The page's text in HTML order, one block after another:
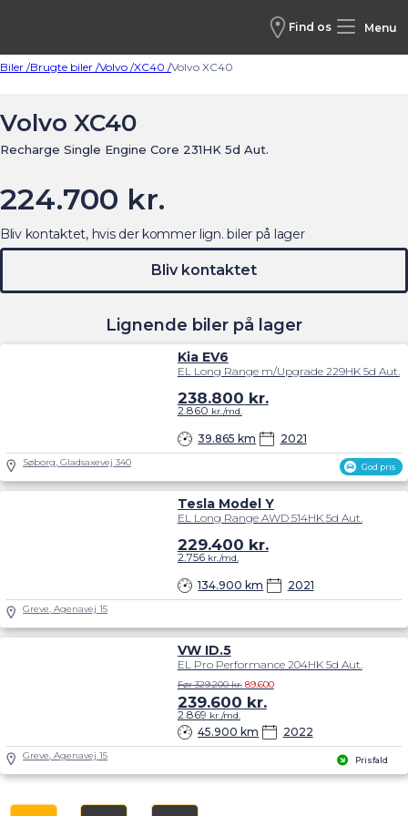
Find os Menu
Biler /Brugte biler /Volvo /XC40 /Volvo XC40
Volvo XC40
Recharge Single Engine Core 231HK 5d Aut.
224.700 kr.
Lignende biler på lager
God pris
Kia EV6
EL Long Range m/Upgrade 229HK 5d Aut.
39.865 km 2021
238.800 kr.
2.860 kr./md.
Søborg, Gladsaxevej 340
Tesla Model Y
EL Long Range AWD 514HK 5d Aut.
134.900 km 2021
229.400 kr.
2.756kr./md.
Greve, Agenavej 15
Prisfald
VW ID.5
EL Pro Performance 204HK 5d Aut.
45.900 km 2022
Før 329.200 kr. 89.600
239.600 kr.
2.869 kr./md.
Greve, Agenavej 15
Bliv kontaktet, hvis der kommer lign. biler på lager
Bliv kontaktet